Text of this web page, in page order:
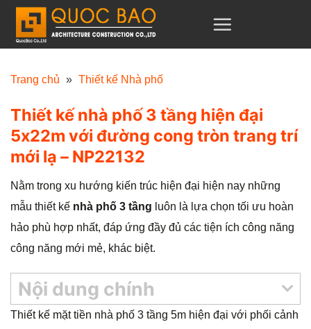
u
Trang chủ » Thiết kế Nhà phố
Thiết kế nhà phố 3 tầng hiện đại
5x22m với đường cong tròn trang trí
mới lạ – NP22132
Nằm trong xu hướng kiến trúc hiện đại hiện nay những
mẫu thiết kế nhà phố 3 tầng luôn là lựa chọn tối ưu hoàn
hảo phù hợp nhất, đáp ứng đầy đủ các tiện ích công năng
công năng mới mẻ, khác biệt.
Nội dung chính
Thiết kế mặt tiền nhà phố 3 tầng 5m hiện đại với phối cảnh